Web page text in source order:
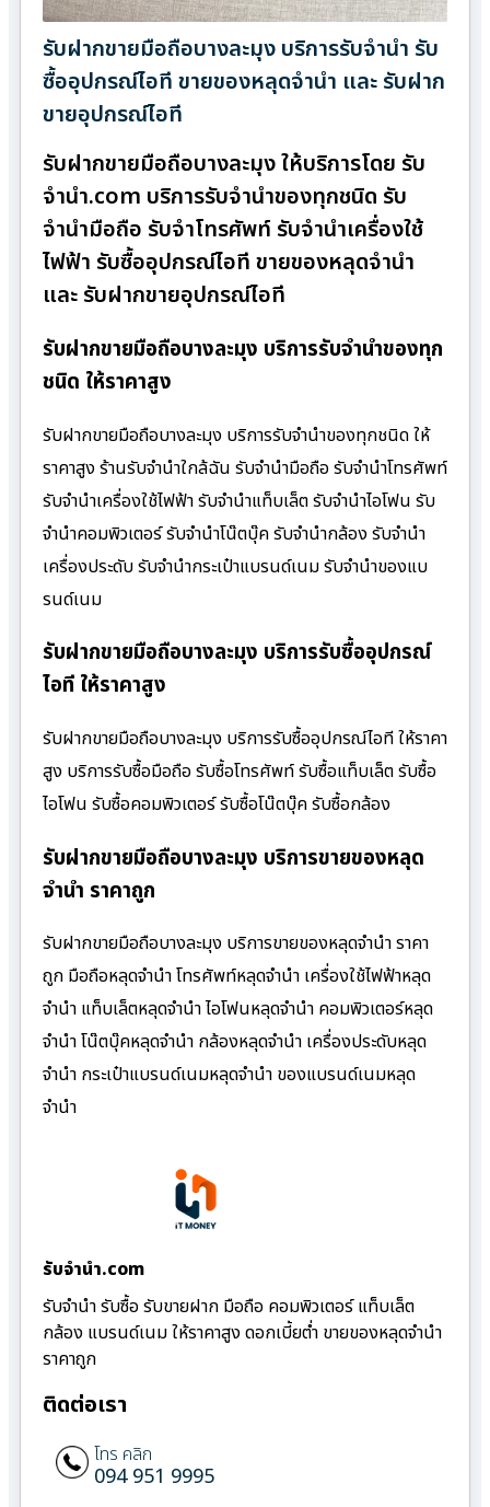
รับฝากขายมือถือบางละมุง บริการรับจำนำ รับ
ซื้ออุปกรณ์ไอที ขายของหลุดจำนำ และ รับฝาก
ขายอุปกรณ์ไอที
รับฝากขายมือถือบางละมุง ให้บริการโดย รับ
จํานํา.com บริการรับจำนำของทุกชนิด รับ
จำนำมือถือ รับจำโทรศัพท์ รับจำนำเครื่องใช้
ไฟฟ้า รับซื้ออุปกรณ์ไอที ขายของหลุดจำนำ
และ รับฝากขายอุปกรณ์ไอที
รับฝากขายมือถือบางละมุง บริการรับจำนำของทุก
ชนิด ให้ราคาสูง
รับฝากขายมือถือบางละมุง บริการรับจำนำของทุกชนิด ให้
ราคาสูง ร้านรับจํานําใกล้ฉัน รับจำนำมือถือ รับจำนำโทรศัพท์
รับจำนำเครื่องใช้ไฟฟ้า รับจำนำแท็บเล็ต รับจำนำไอโฟน รับ
จำนำคอมพิวเตอร์ รับจำนำโน๊ตบุ๊ค รับจำนำกล้อง รับจำนำ
เครื่องประดับ รับจำนำกระเป๋าแบรนด์เนม รับจำนำของแบ
รนด์เนม
รับฝากขายมือถือบางละมุง บริการรับซื้ออุปกรณ์
ไอที ให้ราคาสูง
รับฝากขายมือถือบางละมุง บริการรับซื้ออุปกรณ์ไอที ให้ราคา
สูง บริการรับซื้อมือถือ รับซื้อโทรศัพท์ รับซื้อแท็บเล็ต รับซื้อ
ไอโฟน รับซื้อคอมพิวเตอร์ รับซื้อโน๊ตบุ๊ค รับซื้อกล้อง
รับฝากขายมือถือบางละมุง บริการขายของหลุด
จำนำ ราคาถูก
รับฝากขายมือถือบางละมุง บริการขายของหลุดจำนำ ราคา
ถูก มือถือหลุดจำนำ โทรศัพท์หลุดจำนำ เครื่องใช้ไฟฟ้าหลุด
จำนำ แท็บเล็ตหลุดจำนำ ไอโฟนหลุดจำนำ คอมพิวเตอร์หลุด
จำนำ โน๊ตบุ๊คหลุดจำนำ กล้องหลุดจำนำ เครื่องประดับหลุด
จำนำ กระเป๋าแบรนด์เนมหลุดจำนำ ของแบรนด์เนมหลุด
จำนำ
รับจํานํา.com
รับจำนำ รับซื้อ รับขายฝาก มือถือ คอมพิวเตอร์ แท็บเล็ต
กล้อง แบรนด์เนม ให้ราคาสูง ดอกเบี้ยต่ำ ขายของหลุดจำนำ
ราคาถูก
ติดต่อเรา
โทร คลิก
094 951 9995